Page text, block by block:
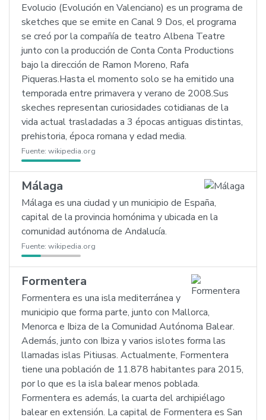
Evolucio (Evolución en Valenciano) es un programa de
sketches que se emite en Canal 9 Dos, el programa
se creó por la compañía de teatro Albena Teatre
junto con la producción de Conta Conta Productions
bajo la dirección de Ramon Moreno, Rafa
Piqueras.Hasta el momento solo se ha emitido una
temporada entre primavera y verano de 2008.Sus
skeches representan curiosidades cotidianas de la
vida actual trasladadas a 3 épocas antiguas distintas,
prehistoria, época romana y edad media.
Fuente: wikipedia.org
Málaga
Málaga es una ciudad y un municipio de España,
capital de la provincia homónima y ubicada en la
comunidad autónoma de Andalucía.
Fuente: wikipedia.org
Formentera
Formentera es una isla mediterránea y
municipio que forma parte, junto con Mallorca,
Menorca e Ibiza de la Comunidad Autónoma Balear.
Además, junto con Ibiza y varios islotes forma las
llamadas islas Pitiusas. Actualmente, Formentera
tiene una población de 11.878 habitantes para 2015,
por lo que es la isla balear menos poblada.
Formentera es además, la cuarta del archipiélago
balear en extensión. La capital de Formentera es San